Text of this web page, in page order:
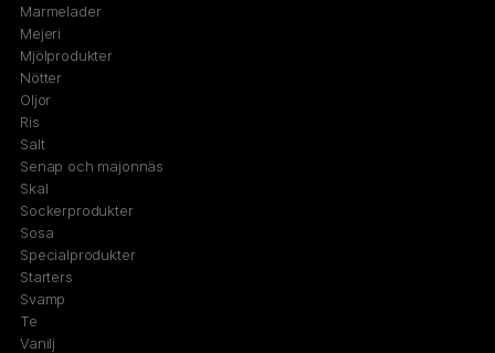
Marmelader
Mejeri
Mjölprodukter
Nötter
Oljor
Ris
Salt
Senap och majonnäs
Skal
Sockerprodukter
Sosa
Specialprodukter
Starters
Svamp
Te
Vanilj